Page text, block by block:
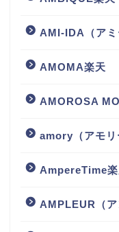
AMI-IDA（アミ
AMOMA楽天
AMOROSA
amory（アモリ
AmpereTime
AMPLEUR（